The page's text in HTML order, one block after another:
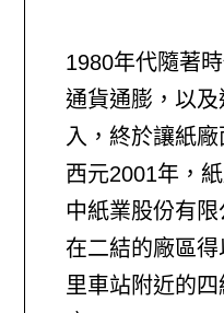
1980年代隨著
通貨通膨，以
入，終於讓紙
西元2001年，
中紙業股份有
在二結的廠區
里車站附近的